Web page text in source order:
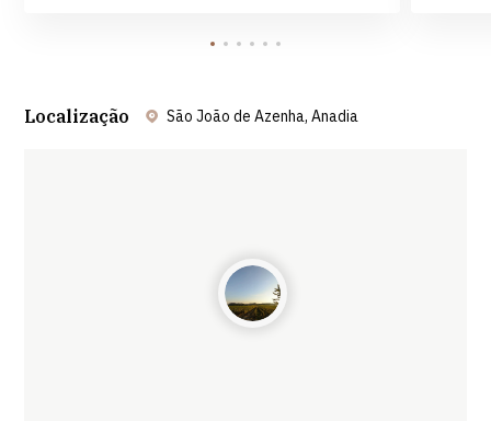
Localização São João de Azenha, Anadia